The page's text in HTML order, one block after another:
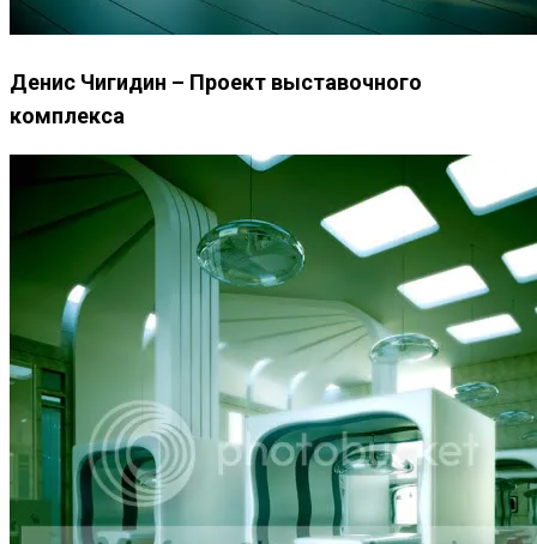
Денис Чигидин – Проект выставочного
комплекса